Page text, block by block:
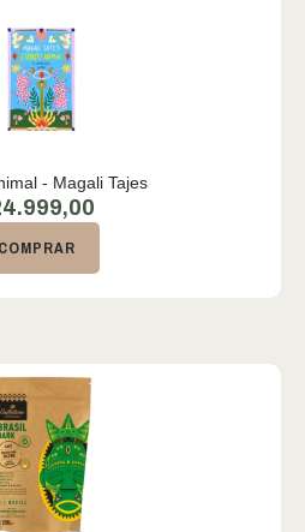
- Magali Tajes
COMPRAR